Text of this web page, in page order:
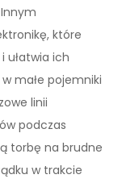
które
ułatwia ich
małe pojemniki
linii
podczas
torbę na brudne
w trakcie